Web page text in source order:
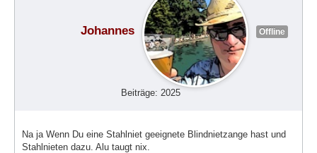
Johannes Offline
Beiträge: 2025
Na ja Wenn Du eine Stahlniet geeignete Blindnietzange hast und
Stahlnieten dazu. Alu taugt nix.